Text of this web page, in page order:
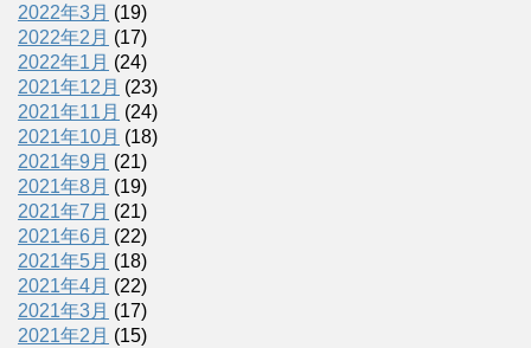
2022年3月 (19)
2022年2月 (17)
2022年1月 (24)
2021年12月 (23)
2021年11月 (24)
2021年10月 (18)
2021年9月 (21)
2021年8月 (19)
2021年7月 (21)
2021年6月 (22)
2021年5月 (18)
2021年4月 (22)
2021年3月 (17)
2021年2月 (15)